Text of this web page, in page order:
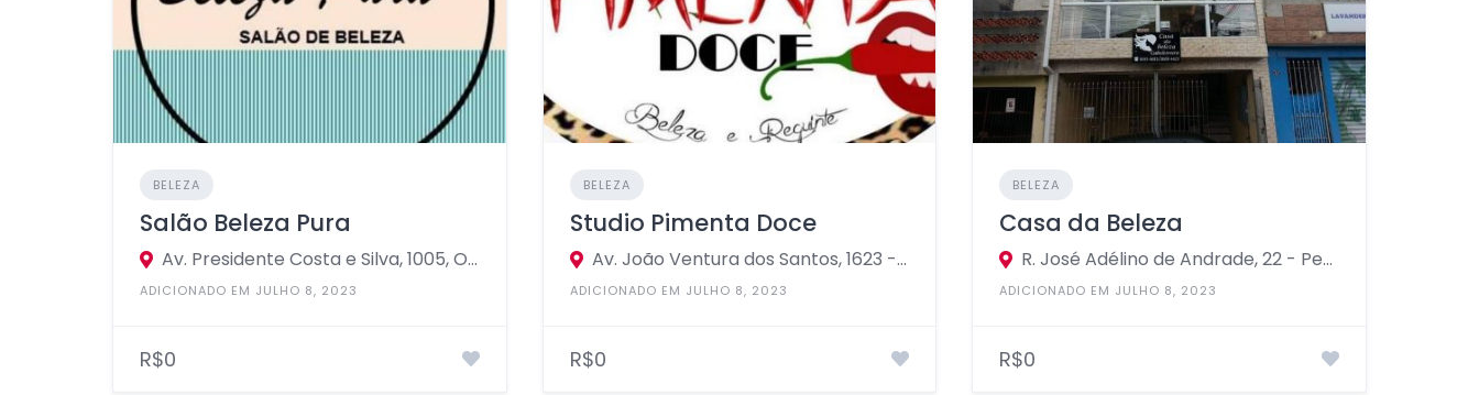
BELEZA
Salão Beleza Pura
Av. Presidente Costa e Silva, 1005, Osasco, SP, Brazil
ADICIONADO EM JULHO 8, 2023
R$0
BELEZA
Studio Pimenta Doce
Av. João Ventura dos Santos, 1623 - JD baronesa, Osasco - SP, 06263-100
ADICIONADO EM JULHO 8, 2023
R$0
BELEZA
Casa da Beleza
R. José Adélino de Andrade, 22 - Pestana, Osasco - SP, 06180-350
ADICIONADO EM JULHO 8, 2023
R$0